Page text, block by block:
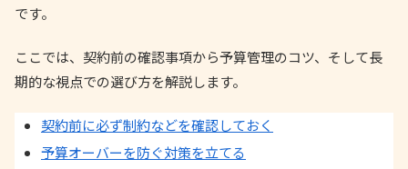
です。
ここでは、契約前の確認事項から予算管理のコツ、そして長
期的な視点での選び方を解説します。
契約前に必ず制約などを確認しておく
予算オーバーを防ぐ対策を立てる